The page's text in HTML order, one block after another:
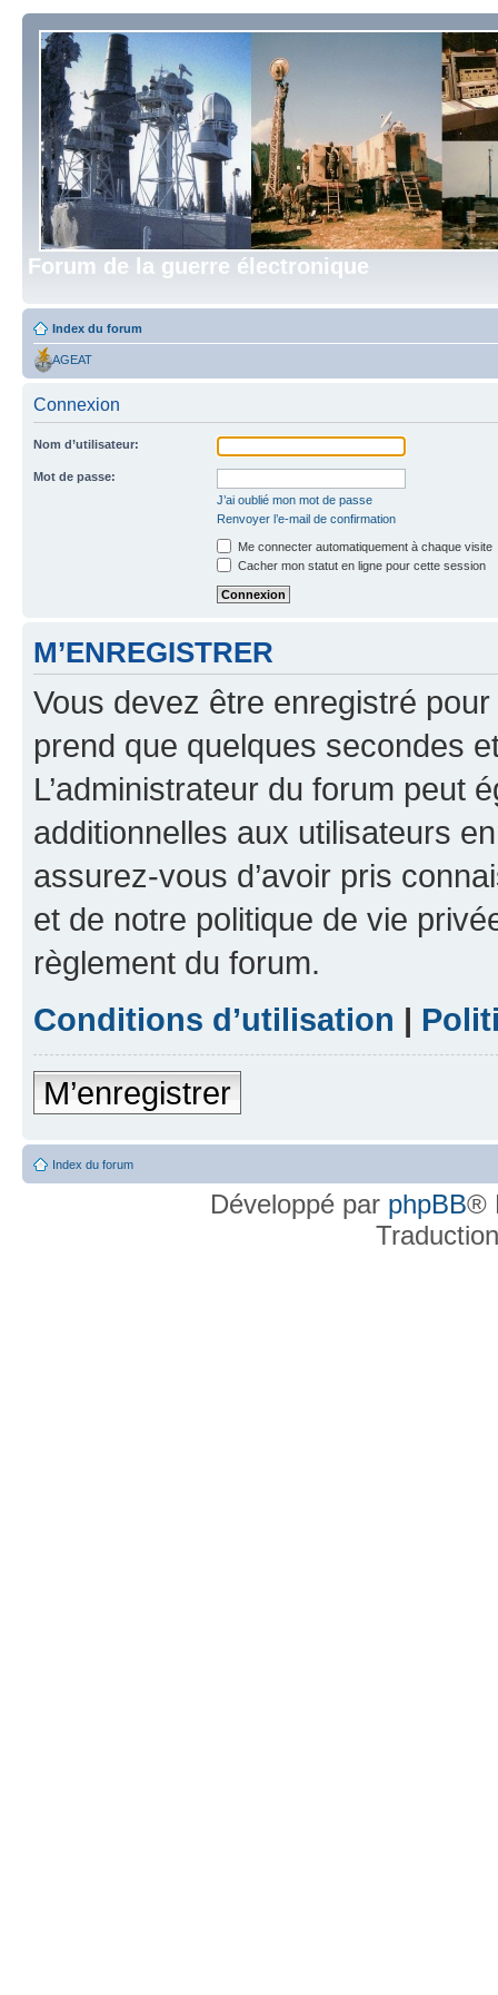
Forum de la guerre électronique
Index du forum
AGEAT
Connexion
Nom d’utilisateur:
Mot de passe:
J’ai oublié mon mot de passe
Renvoyer l’e-mail de confirmation
Me connecter automatiquement à chaque visite
Cacher mon statut en ligne pour cette session
M’ENREGISTRER
Vous devez être enregistré
prend que quelques secondes
L’administrateur du forum peut
additionnelles aux utilisateurs
assurez-vous d’avoir pris
et de notre politique de vie
règlement du forum.
Conditions d’utilisation |
M’enregistrer
Index du forum
Développé par phpBB®